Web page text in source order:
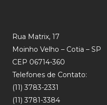
Rua Matrix, 17
Moinho Velho – Cotia – SP
CEP 06714-360
Telefones de Contato:
(11) 3783-2331
(11) 3781-3384